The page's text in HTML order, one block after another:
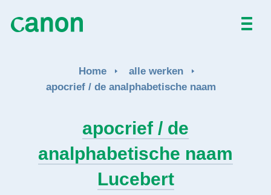
Alle werken
Nieuws
Home
alle werken
apocrief / de analphabetische naam
apocrief / de
analphabetische naam
Lucebert